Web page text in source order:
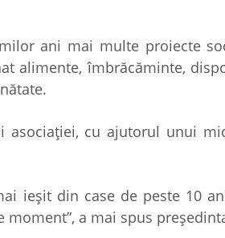
ani mai multe proiecte
alimente, îmbrăcăminte,
asociaţiei, cu ajutorul unui
ieşit din case de peste 10
a mai spus